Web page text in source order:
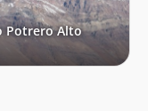
Potrero Alto